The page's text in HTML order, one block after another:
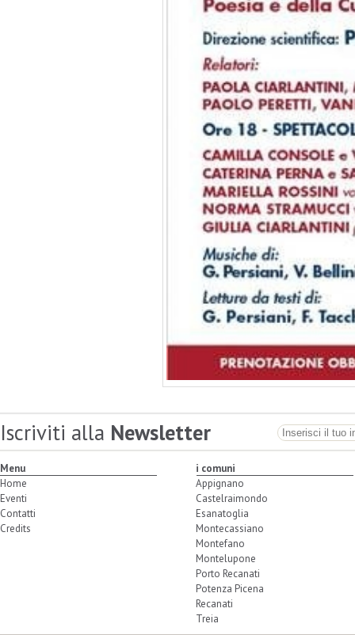
Iscriviti alla Newsletter
Menu
Home
Eventi
Contatti
Credits
i comuni
Appignano
Castelraimondo
Esanatoglia
Montecassiano
Montefano
Montelupone
Porto Recanati
Potenza Picena
Recanati
Treia